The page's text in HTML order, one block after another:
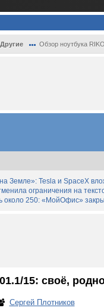
Другие Обзор ноутбука
Земле»: Tesla и SpaceX
ограничения на
около 250: «МойОфис»
15: своё,
Сергей Плотников